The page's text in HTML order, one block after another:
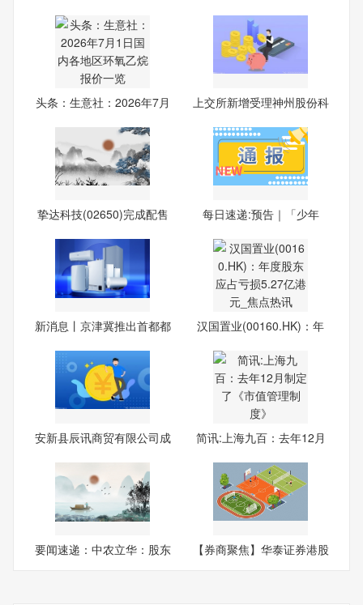
头条：生意社：2026年7月
上交所新增受理神州股份科
挚达科技(02650)完成配售
每日速递:预告｜「少年
新消息丨京津冀推出首都都
汉国置业(00160.HK)：年
安新县辰讯商贸有限公司成
简讯:上海九百：去年12月
要闻速递：中农立华：股东
【券商聚焦】华泰证券港股